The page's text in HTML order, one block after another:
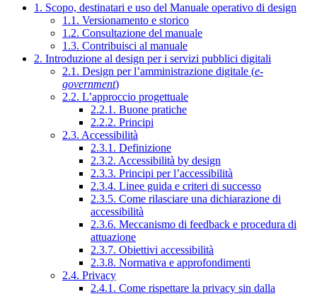
1. Scopo, destinatari e uso del Manuale operativo di design
1.1. Versionamento e storico
1.2. Consultazione del manuale
1.3. Contribuisci al manuale
2. Introduzione al design per i servizi pubblici digitali
2.1. Design per l’amministrazione digitale (e-
government)
2.2. L’approccio progettuale
2.2.1. Buone pratiche
2.2.2. Principi
2.3. Accessibilità
2.3.1. Definizione
2.3.2. Accessibilità by design
2.3.3. Principi per l’accessibilità
2.3.4. Linee guida e criteri di successo
2.3.5. Come rilasciare una dichiarazione di
accessibilità
2.3.6. Meccanismo di feedback e procedura di
attuazione
2.3.7. Obiettivi accessibilità
2.3.8. Normativa e approfondimenti
2.4. Privacy
2.4.1. Come rispettare la privacy sin dalla